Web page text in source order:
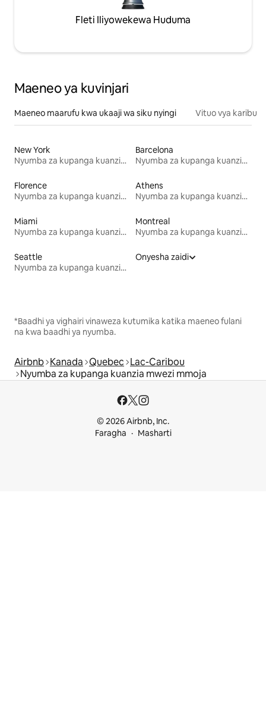
Fleti Iliyowekewa Huduma
Maeneo ya kuvinjari
Maeneo maarufu kwa ukaaji wa siku nyingi Vituo vya karibu
New York
Nyumba za kupanga kuanzia mwezi mmoja
Barcelona
Nyumba za kupanga kuanzia mwezi mmoja
Florence
Nyumba za kupanga kuanzia mwezi mmoja
Athens
Nyumba za kupanga kuanzia mwezi mmoja
Miami
Nyumba za kupanga kuanzia mwezi mmoja
Montreal
Nyumba za kupanga kuanzia mwezi mmoja
Seattle
Nyumba za kupanga kuanzia mwezi mmoja
Onyesha zaidi
*Baadhi ya vighairi vinaweza kutumika katika maeneo fulani
na kwa baadhi ya nyumba.
Airbnb Kanada Quebec Lac-Caribou
Nyumba za kupanga kuanzia mwezi mmoja
© 2026 Airbnb, Inc.
Faragha
Masharti